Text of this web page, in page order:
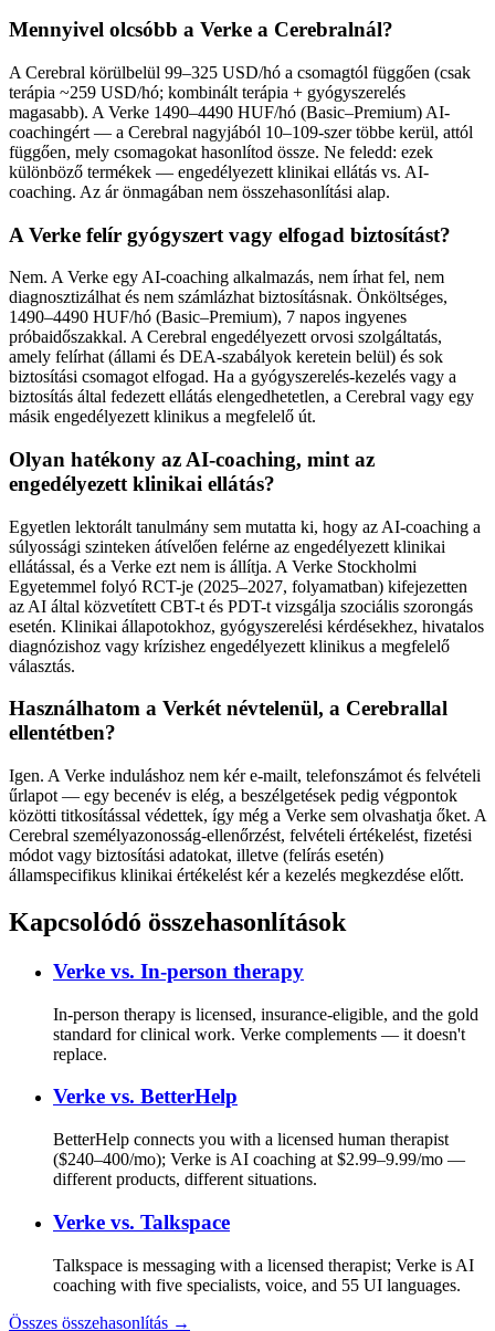
Mennyivel olcsóbb a Verke a Cerebralnál?
A Cerebral körülbelül 99–325 USD/hó a csomagtól függően (csak
terápia ~259 USD/hó; kombinált terápia + gyógyszerelés
magasabb). A Verke 1490–4490 HUF/hó (Basic–Premium) AI-
coachingért — a Cerebral nagyjából 10–109-szer többe kerül, attól
függően, mely csomagokat hasonlítod össze. Ne feledd: ezek
különböző termékek — engedélyezett klinikai ellátás vs. AI-
coaching. Az ár önmagában nem összehasonlítási alap.
A Verke felír gyógyszert vagy elfogad biztosítást?
Nem. A Verke egy AI-coaching alkalmazás, nem írhat fel, nem
diagnosztizálhat és nem számlázhat biztosításnak. Önköltséges,
1490–4490 HUF/hó (Basic–Premium), 7 napos ingyenes
próbaidőszakkal. A Cerebral engedélyezett orvosi szolgáltatás,
amely felírhat (állami és DEA-szabályok keretein belül) és sok
biztosítási csomagot elfogad. Ha a gyógyszerelés-kezelés vagy a
biztosítás által fedezett ellátás elengedhetetlen, a Cerebral vagy egy
másik engedélyezett klinikus a megfelelő út.
Olyan hatékony az AI-coaching, mint az
engedélyezett klinikai ellátás?
Egyetlen lektorált tanulmány sem mutatta ki, hogy az AI-coaching a
súlyossági szinteken átívelően felérne az engedélyezett klinikai
ellátással, és a Verke ezt nem is állítja. A Verke Stockholmi
Egyetemmel folyó RCT-je (2025–2027, folyamatban) kifejezetten
az AI által közvetített CBT-t és PDT-t vizsgálja szociális szorongás
esetén. Klinikai állapotokhoz, gyógyszerelési kérdésekhez, hivatalos
diagnózishoz vagy krízishez engedélyezett klinikus a megfelelő
választás.
Használhatom a Verkét névtelenül, a Cerebrallal
ellentétben?
Igen. A Verke induláshoz nem kér e-mailt, telefonszámot és felvételi
űrlapot — egy becenév is elég, a beszélgetések pedig végpontok
közötti titkosítással védettek, így még a Verke sem olvashatja őket. A
Cerebral személyazonosság-ellenőrzést, felvételi értékelést, fizetési
módot vagy biztosítási adatokat, illetve (felírás esetén)
államspecifikus klinikai értékelést kér a kezelés megkezdése előtt.
Kapcsolódó összehasonlítások
Verke vs. In-person therapy
In-person therapy is licensed, insurance-eligible, and the gold
standard for clinical work. Verke complements — it doesn't
replace.
Verke vs. BetterHelp
BetterHelp connects you with a licensed human therapist
($240–400/mo); Verke is AI coaching at $2.99–9.99/mo —
different products, different situations.
Verke vs. Talkspace
Talkspace is messaging with a licensed therapist; Verke is AI
coaching with five specialists, voice, and 55 UI languages.
Összes összehasonlítás →